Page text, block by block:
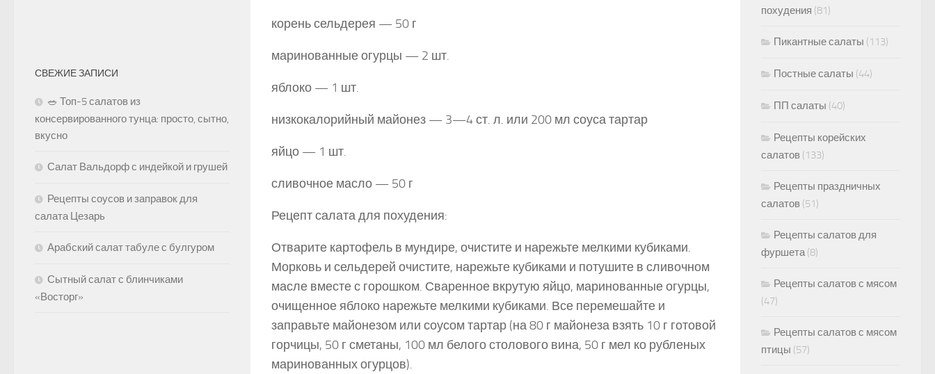
корень сельдерея — 50 г
маринованные огурцы — 2 шт.
яблоко — 1 шт.
низкокалорийный майонез — 3—4 ст. л. или 200 мл соуса тартар
яйцо — 1 шт.
сливочное масло — 50 г
Рецепт салата для похудения:
Отварите картофель в мундире, очистите и на­режьте мелкими кубиками.
Морковь и сельдерей очистите, нарежьте кубиками и потушите в сли­вочном
масле вместе с горошком. Сваренное вкрутую яйцо, маринованные огурцы,
очищен­ное яблоко нарежьте мелкими кубиками. Все перемешайте и
заправьте майонезом или соусом тартар (на 80 г майонеза взять 10 г готовой
гор­чицы, 50 г сметаны, 100 мл белого столового ви­на, 50 г мел ко рубленых
маринованных огурцов).
СВЕЖИЕ ЗАПИСИ
🥗 Топ-5 салатов из
консервированного тунца: просто, сытно,
вкусно
Салат Вальдорф с индейкой и грушей
Рецепты соусов и заправок для
салата Цезарь
Арабский салат табуле с булгуром
Сытный салат с блинчиками
«Восторг»
похудения (81)
Пикантные салаты (113)
Постные салаты (44)
ПП салаты (40)
Рецепты корейских
салатов (133)
Рецепты праздничных
салатов (51)
Рецепты салатов для
фуршета(8)
Рецепты салатов с мясом
(47)
Рецепты салатов с мясом
птицы (57)